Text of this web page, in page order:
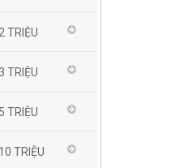
TRIỆU
TRIỆU
TRIỆU
TRIỆU